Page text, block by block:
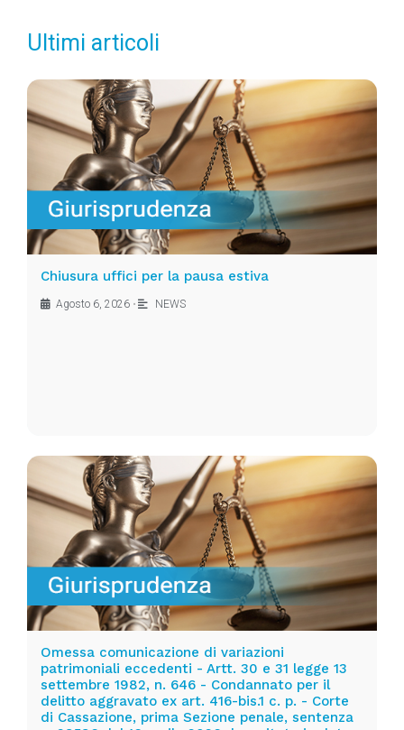
Ultimi articoli
Chiusura uffici per la pausa estiva
Agosto 6, 2026 • NEWS
Omessa comunicazione di variazioni
patrimoniali eccedenti - Artt. 30 e 31 legge 13
settembre 1982, n. 646 - Condannato per il
delitto aggravato ex art. 416-bis.1 c. p. - Corte
di Cassazione, prima Sezione penale, sentenza